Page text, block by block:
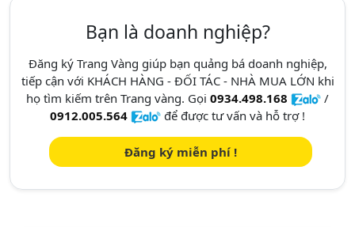
Bạn là doanh nghiệp?
Đăng ký Trang Vàng giúp bạn quảng bá doanh nghiệp,
tiếp cận với KHÁCH HÀNG - ĐỐI TÁC - NHÀ MUA LỚN khi
họ tìm kiếm trên Trang vàng. Gọi 0934.498.168
/
0912.005.564
để được tư vấn và hỗ trợ !
Đăng ký miễn phí !